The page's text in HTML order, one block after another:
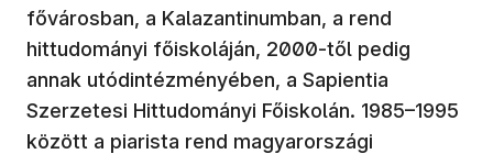
fővárosban, a Kalazantinumban, a rend
hittudományi főiskoláján, 2000-től pedig
annak utódintézményében, a Sapientia
Szerzetesi Hittudományi Főiskolán. 1985–1995
között a piarista rend magyarországi